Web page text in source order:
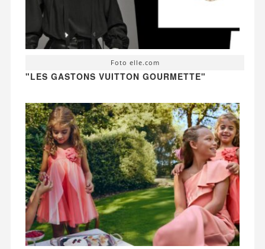
Foto elle.com
"LES GASTONS VUITTON GOURMETTE"